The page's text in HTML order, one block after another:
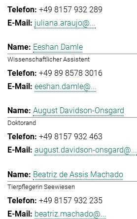
+49 8157 932 289
juliana.araujo@...
Eeshan Damle
Wissenschaftlicher Assistent
+49 89 8578 3016
eeshan.damle@...
August Davidson-Onsgard
Doktorand
+49 8157 932 463
august.davidson-onsgard@...
Beatriz de Assis Machado
Tierpflegerin Seewiesen
+49 8157 932 235
beatriz.machado@...